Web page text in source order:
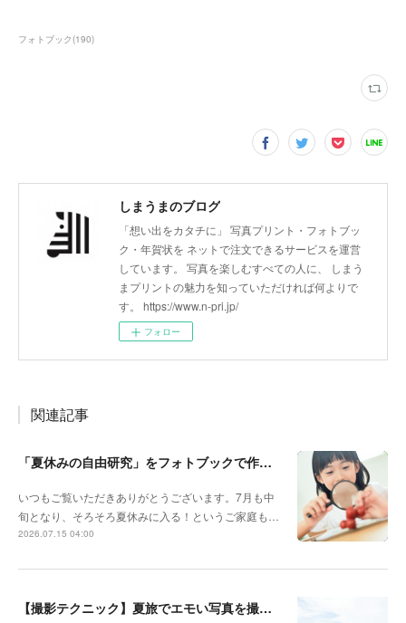
フォトブック (190)
しまうまのブログ
「想い出をカタチに」 写真プリント・フォトブッ
ク・年賀状を ネットで注文できるサービスを運営
しています。 写真を楽しむすべての人に、 しまう
まプリントの魅力を知っていただければ何よりで
す。 https://www.n-pri.jp/
フォロー
関連記事
「夏休みの自由研究」をフォトブックで作ろう🔎
いつもご覧いただきありがとうございます。7月も中
旬となり、そろそろ夏休みに入る！というご家庭も…
2026.07.15 04:00
【撮影テクニック】夏旅でエモい写真を撮るポイント！